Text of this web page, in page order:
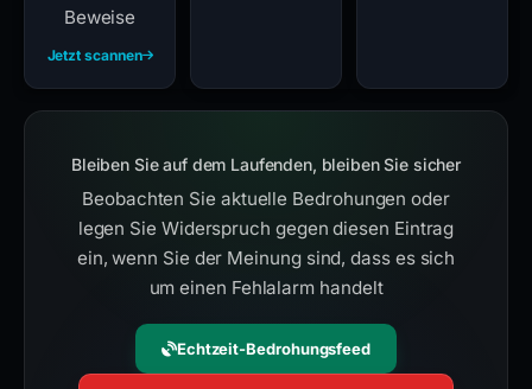
Beweise
Jetzt scannen
Bleiben Sie auf dem Laufenden, bleiben Sie sicher
Beobachten Sie aktuelle Bedrohungen oder
legen Sie Widerspruch gegen diesen Eintrag
ein, wenn Sie der Meinung sind, dass es sich
um einen Fehlalarm handelt
Echtzeit-Bedrohungsfeed